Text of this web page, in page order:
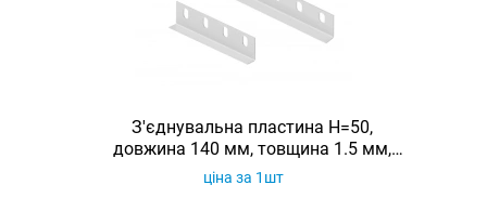
З'єднувальна пластина H=50,
довжина 140 мм, товщина 1.5 мм,
оцинкована, Ardic
ціна за 1шт